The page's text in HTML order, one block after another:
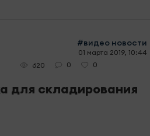
#видео новости
01 марта 2019, 10:44
620
0 0
для складирования